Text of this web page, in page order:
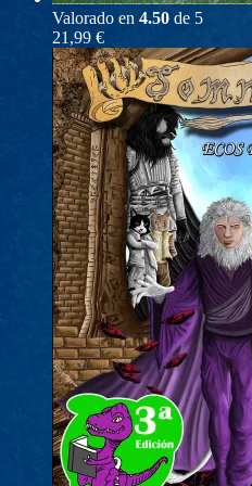
Valorado en 4.50 de 5
21,99 €